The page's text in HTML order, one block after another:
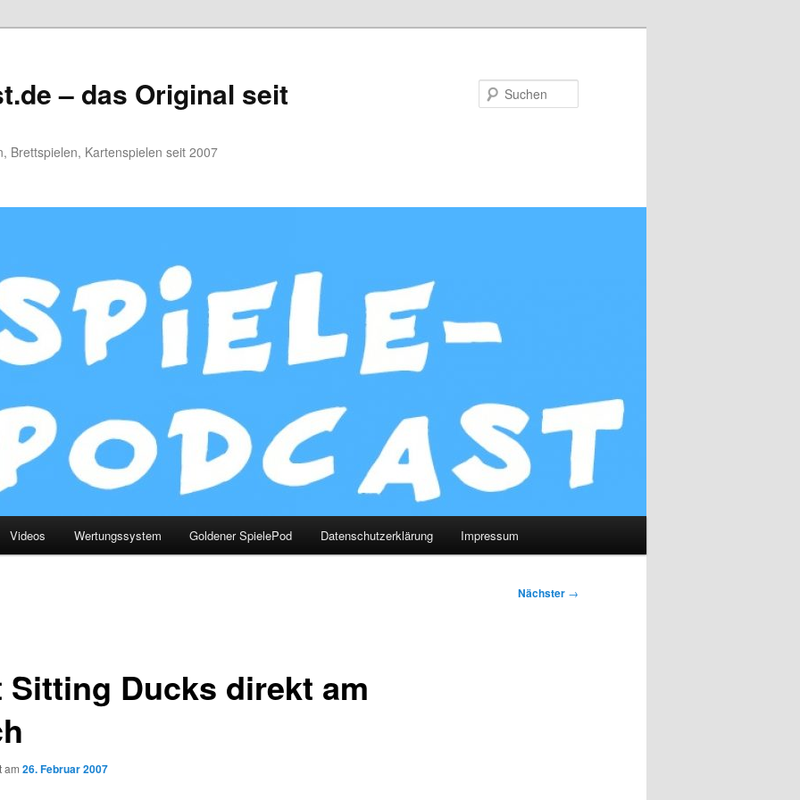
– das Original seit
Brettspielen, Kartenspielen seit 2007
Videos Wertungssystem Goldener SpielePod Datenschutzerklärung Impressum
Nächster →
Sitting Ducks direkt am
am 26. Februar 2007